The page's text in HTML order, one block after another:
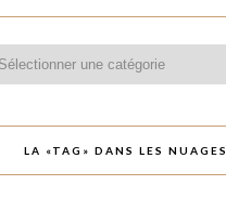
LA «TAG» DANS LES NUAGES